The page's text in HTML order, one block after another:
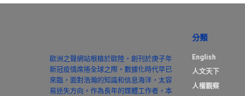
歐洲之聲網站根植於歐陸，創刊於庚子年
新冠疫情席捲全球之際。數據化時代早已
來臨，面對浩瀚的知識和信息海洋，太容
易迷失方向。作為長年的媒體工作者，本
分類
English
人文天下
人權觀察